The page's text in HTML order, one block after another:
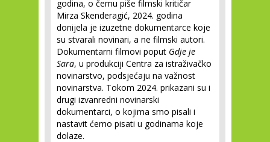
godina, o čemu piše filmski kritičar
Mirza Skenderagić, 2024. godina
donijela je izuzetne dokumentarce koje
su stvarali novinari, a ne filmski autori.
Dokumentarni filmovi poput Gdje je
Sara, u produkciji Centra za istraživačko
novinarstvo, podsjećaju na važnost
novinarstva. Tokom 2024. prikazani su i
drugi izvanredni novinarski
dokumentarci, o kojima smo pisali i
nastavit ćemo pisati u godinama koje
dolaze.